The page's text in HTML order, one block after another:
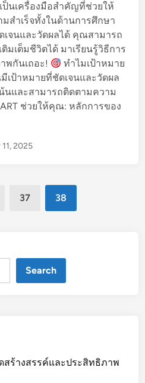
ป็นเครื่องมือสำคัญที่ช่วยให้
สำเร็จทั้งในด้านการศึกษา
จนและวัดผลได้ คุณสามารถ
มเต็มชีวิตได้ มาเรียนรู้วิธีการ
พกันเถอะ!
ทำไมเป้าหมาย
เป้าหมายที่ชัดเจนและวัดผล
นและสามารถติดตามความ
ช่วยให้คุณ: หลักการของ
2025
37 38
Search
ร้างสรรค์และประสิทธิภาพ